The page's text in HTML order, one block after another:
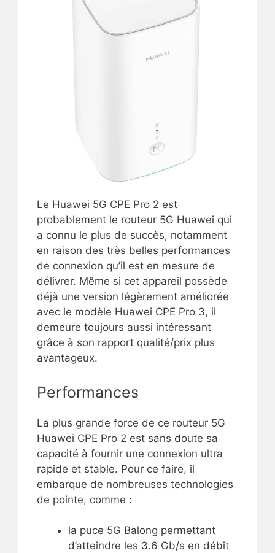
Le Huawei 5G CPE Pro 2 est
probablement le routeur 5G Huawei qui
a connu le plus de succès, notamment
en raison des très belles performances
de connexion qu’il est en mesure de
délivrer. Même si cet appareil possède
déjà une version légèrement améliorée
avec le modèle Huawei CPE Pro 3, il
demeure toujours aussi intéressant
grâce à son rapport qualité/prix plus
avantageux.
Performances
La plus grande force de ce routeur 5G
Huawei CPE Pro 2 est sans doute sa
capacité à fournir une connexion ultra
rapide et stable. Pour ce faire, il
embarque de nombreuses technologies
de pointe, comme :
la puce 5G Balong permettant
d’atteindre les 3.6 Gb/s en débit